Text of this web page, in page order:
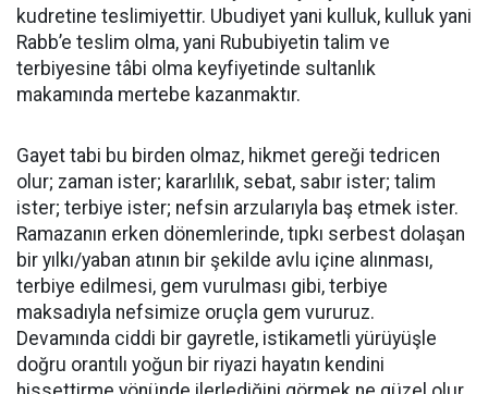
kudretine teslimiyettir. Ubudiyet yani kulluk, kulluk yani
Rabb’e teslim olma, yani Rububiyetin talim ve
terbiyesine tâbi olma keyfiyetinde sultanlık
makamında mertebe kazanmaktır.
Gayet tabi bu birden olmaz, hikmet gereği tedricen
olur; zaman ister; kararlılık, sebat, sabır ister; talim
ister; terbiye ister; nefsin arzularıyla baş etmek ister.
Ramazanın erken dönemlerinde, tıpkı serbest dolaşan
bir yılkı/yaban atının bir şekilde avlu içine alınması,
terbiye edilmesi, gem vurulması gibi, terbiye
maksadıyla nefsimize oruçla gem vururuz.
Devamında ciddi bir gayretle, istikametli yürüyüşle
doğru orantılı yoğun bir riyazi hayatın kendini